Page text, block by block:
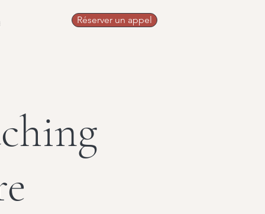
Réserver un appel